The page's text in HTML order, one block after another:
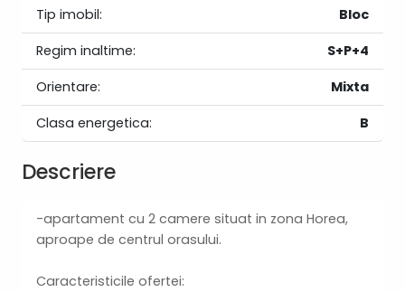
Tip imobil:
Bloc
Regim inaltime:
S+P+4
Orientare:
Mixta
Clasa energetica:
B
Descriere
-apartament cu 2 camere situat in zona Horea,
aproape de centrul orasului.
Caracteristicile ofertei: